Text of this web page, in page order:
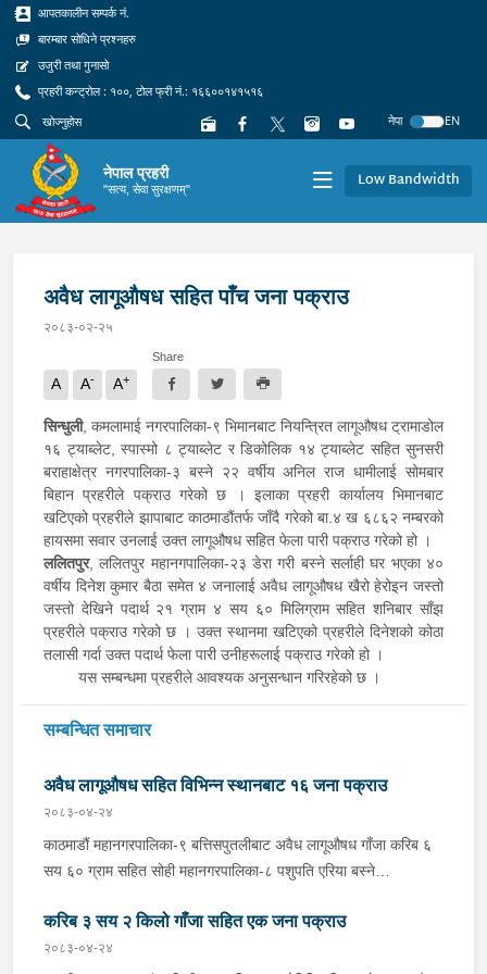
आपतकालीन सम्पर्क नं.
बारम्बार सोधिने प्रश्नहरु
उजुरी तथा गुनासो
प्रहरी कन्ट्रोल : १००, टोल फ्री नं.: १६६००१४१५१६
नेपा
EN
नेपाल प्रहरी
"सत्य, सेवा सुरक्षणम्" Low Bandwidth
अवैध लागूऔषध सहित पाँच जना पक्राउ
२०८३-०२-२५
A A- A+
Share
सिन्धुली, कमलामाई नगरपालिका-९ भिमानबाट नियन्त्रित लागूऔषध ट्रामाडोल
१६ ट्याब्लेट, स्पास्मो ८ ट्याब्लेट र डिकोलिक १४ ट्याब्लेट सहित सुनसरी
बराहाक्षेत्र नगरपालिका-३ बस्ने २२ वर्षीय अनिल राज धामीलाई सोमबार
बिहान प्रहरीले पक्राउ गरेको छ । इलाका प्रहरी कार्यालय भिमानबाट
खटिएको प्रहरीले झापाबाट काठमाडौंतर्फ जाँदै गरेको बा.४ ख ६८६२ नम्बरको
हायसमा सवार उनलाई उक्त लागूऔषध सहित फेला पारी पक्राउ गरेको हो ।
ललितपुर, ललितपुर महानगपालिका-२३ डेरा गरी बस्ने सर्लाही घर भएका ४०
वर्षीय दिनेश कुमार बैठा समेत ४ जनालाई अवैध लागूऔषध खैरो हेरोइन जस्तो
जस्तो देखिने पदार्थ २१ ग्राम ४ सय ६० मिलिग्राम सहित शनिबार साँझ
प्रहरीले पक्राउ गरेको छ । उक्त स्थानमा खटिएको प्रहरीले दिनेशको कोठा
तलासी गर्दा उक्त पदार्थ फेला पारी उनीहरूलाई पक्राउ गरेको हो ।
यस सम्बन्धमा प्रहरीले आवश्यक अनुसन्धान गरिरहेको छ ।
सम्बन्धित समाचार
अवैध लागूऔषध सहित विभिन्न स्थानबाट १६ जना पक्राउ
२०८३-०४-२४
काठमाडौं महानगरपालिका-९ बत्तिसपुतलीबाट अवैध लागूऔषध गाँजा करिब ६
सय ६० ग्राम सहित सोही महानगरपालिका-८ पशुपति एरिया बस्ने
प्रहरीले पक्राउ गरेको छ । प्रहरी वृत्त गौशालाबाट खटिएको प्रहरीले उनलाई
उक्त गाँजा सहित पक्राउ गरेको हो । यसैगरी काठमाडौं, चन्द्रागिरी
करिब ३ सय २ किलो गाँजा सहित एक जना पक्राउ
२०८३-०४-२४